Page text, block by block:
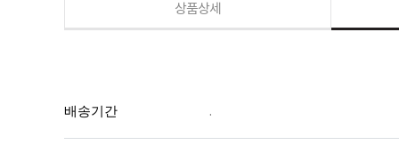
상품상세
배송기간 .